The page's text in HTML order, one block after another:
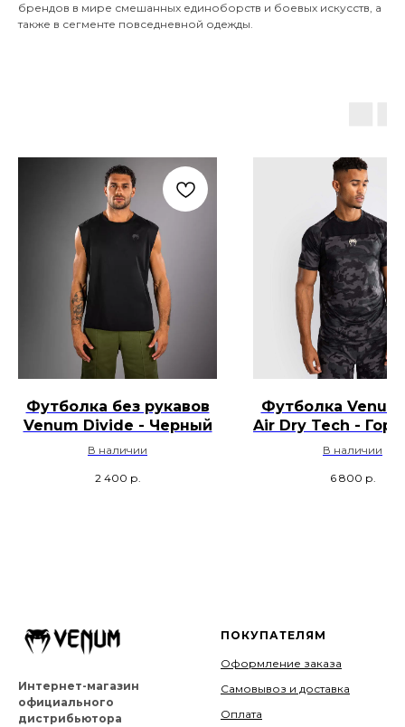
брендов в мире смешанных единоборств и боевых искусств, а
также в сегменте повседневной одежды.
Футболка без рукавов
Venum Divide - Черный
В наличии
2 400 р.
Футболка Venum
Air Dry Tech -
камуфляж
В наличии
6 800 р.
Интернет-магазин
официального
дистрибьютора
ПОКУПАТЕЛЯМ
Оформление заказа
Самовывоз и доставка
Оплата